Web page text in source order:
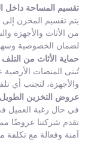
تقسيم المساحة داخل
يتم تقسيم المخزن
من الأثاث والأجهزة
لضمان الخصوصية
حماية الأثاث من التلف
تُبنى المنصات
والأجهزة، لتجنب أي
عروض التخزين الطويل
في حال رغبة العميل
تقدم شركتنا عروضًا
آمنة وفعالة مع تكلفة